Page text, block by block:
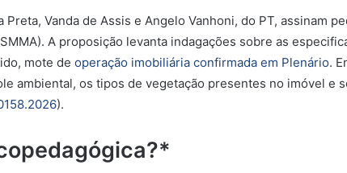
Preta, Vanda de Assis e Angelo Vanhoni, do PT, assinam
A proposição levanta indagações sobre as
mote de operação imobiliária confirmada em Plenário.
ambiental, os tipos de vegetação presentes no imóvel e
).